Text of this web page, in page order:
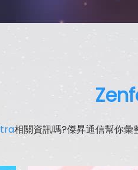
相關資訊嗎?傑昇通信幫你彙